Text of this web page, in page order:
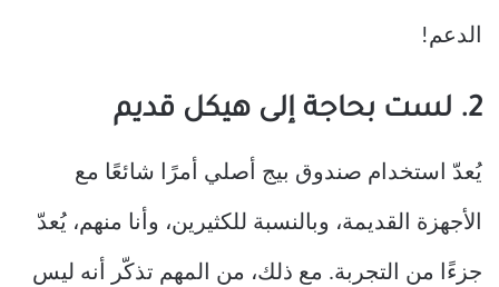
الدعم!
2. لست بحاجة إلى هيكل قديم
يُعدّ استخدام صندوق بيج أصلي أمرًا شائعًا مع
الأجهزة القديمة، وبالنسبة للكثيرين، وأنا منهم، يُعدّ
جزءًا من التجربة. مع ذلك، من المهم تذكّر أنه ليس